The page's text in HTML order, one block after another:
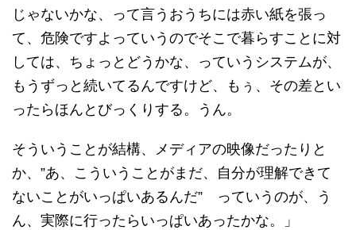
じゃないかな、って言うおうちには赤い紙を張っ
て、危険ですよっていうのでそこで暮らすことに対
しては、ちょっとどうかな、っていうシステムが、
もうずっと続いてるんですけど、もぅ、その差とい
ったらほんとびっくりする。うん。
そういうことが結構、メディアの映像だったりと
か、”あ、こういうことがまだ、自分が理解できて
ないことがいっぱいあるんだ” っていうのが、う
ん、実際に行ったらいっぱいあったかな。」